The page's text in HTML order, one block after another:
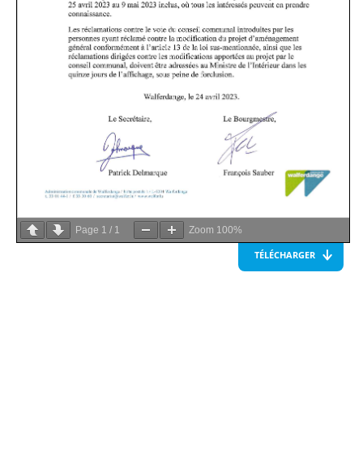
Page 1 / 1 Zoom 100%
TÉLÉCHARGER